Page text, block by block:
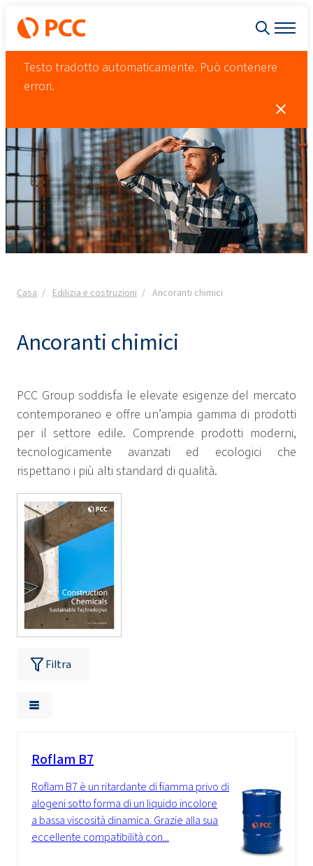
Testo tradotto automaticamente. Può contenere
errori.
Casa Edilizia e costruzioni Ancoranti chimici
Ancoranti chimici
PCC Group soddisfa le elevate esigenze del mercato
contemporaneo e offre un’ampia gamma di prodotti
per il settore edile. Comprende prodotti moderni,
tecnologicamente avanzati ed ecologici che
rispettano i più alti standard di qualità.
Filtra
Roflam B7
Roflam B7 è un ritardante di fiamma privo di
alogeni sotto forma di un liquido incolore
a bassa viscosità dinamica. Grazie alla sua
eccellente compatibilità con...